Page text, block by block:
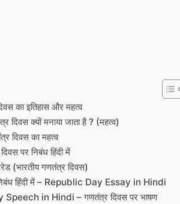
का इतिहास और महत्व
दिवस क्यों मनाया जाता है ? (महत्व)
दिवस का महत्व
पर निबंध हिंदी में
(भारतीय गणतंत्र दिवस)
हिंदी में – Republic Day Essay in Hindi
in Hindi – गणतंत्र दिवस पर भाषण